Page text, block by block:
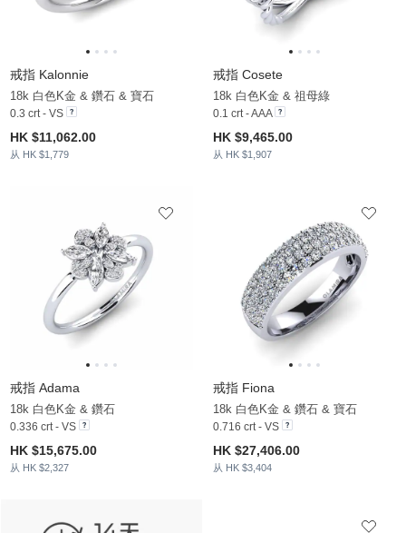
戒指 Kalonnie
18k 白色K金 & 鑽石 & 寶石
0.3 crt - VS
HK $11,062.00
从 HK $1,779
戒指 Cosete
18k 白色K金 & 祖母綠
0.1 crt - AAA
HK $9,465.00
从 HK $1,907
戒指 Adama
18k 白色K金 & 鑽石
0.336 crt - VS
HK $15,675.00
从 HK $2,327
戒指 Fiona
18k 白色K金 & 鑽石 & 寶石
0.716 crt - VS
HK $27,406.00
从 HK $3,404